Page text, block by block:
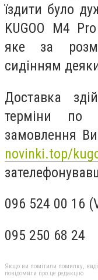
їздити було
KUGOO M4
яке за
сидінням
Доставка
терміни по
замовлення
novinki.top/
096 524 00 16
095 250 68 24
Якщо ви помітили помилку,
повідомити про це редакцію